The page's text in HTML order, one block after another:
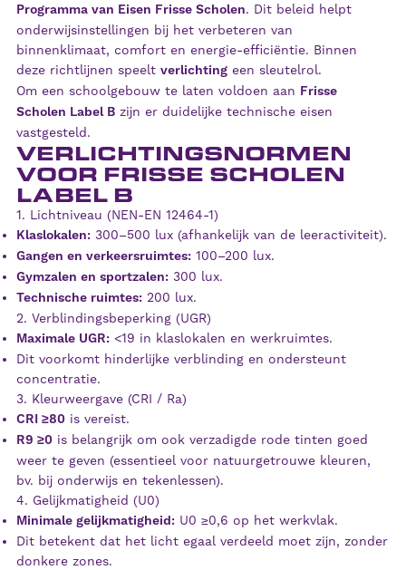
Programma van Eisen Frisse Scholen. Dit beleid helpt
onderwijsinstellingen bij het verbeteren van
binnenklimaat, comfort en energie-efficiëntie. Binnen
deze richtlijnen speelt verlichting een sleutelrol.
Om een schoolgebouw te laten voldoen aan Frisse
Scholen Label B zijn er duidelijke technische eisen
vastgesteld.
VERLICHTINGSNORMEN
VOOR FRISSE SCHOLEN
LABEL B
1. Lichtniveau (NEN-EN 12464-1)
Klaslokalen: 300–500 lux (afhankelijk van de leeractiviteit).
Gangen en verkeersruimtes: 100–200 lux.
Gymzalen en sportzalen: 300 lux.
Technische ruimtes: 200 lux.
2. Verblindingsbeperking (UGR)
Maximale UGR: <19 in klaslokalen en werkruimtes.
Dit voorkomt hinderlijke verblinding en ondersteunt
concentratie.
3. Kleurweergave (CRI / Ra)
CRI ≥80 is vereist.
R9 ≥0 is belangrijk om ook verzadigde rode tinten goed
weer te geven (essentieel voor natuurgetrouwe kleuren,
bv. bij onderwijs en tekenlessen).
4. Gelijkmatigheid (U0)
Minimale gelijkmatigheid: U0 ≥0,6 op het werkvlak.
Dit betekent dat het licht egaal verdeeld moet zijn, zonder
donkere zones.